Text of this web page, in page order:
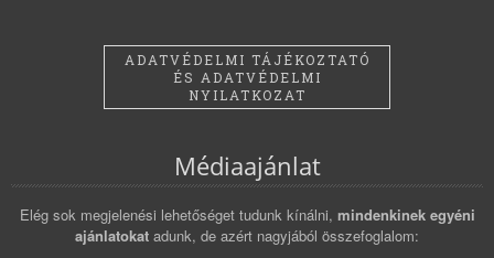
ADATVÉDELMI TÁJÉKOZTATÓ
ÉS ADATVÉDELMI
NYILATKOZAT
Médiaajánlat
Elég sok megjelenési lehetőséget tudunk kínálni, mindenkinek egyéni
ajánlatokat adunk, de azért nagyjából összefoglalom: